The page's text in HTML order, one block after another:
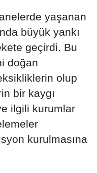
yaşanan
büyük yankı
geçirdi. Bu
doğan
olup
bir kaygı
ilgili kurumlar
kurulmasına